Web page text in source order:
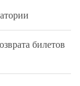
билетов